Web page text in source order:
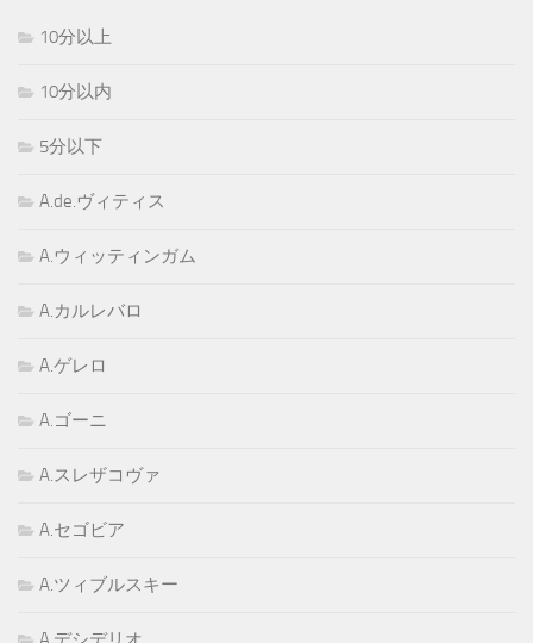
10分以上
10分以内
5分以下
A.de.ヴィティス
A.ウィッティンガム
A.カルレバロ
A.ゲレロ
A.ゴーニ
A.スレザコヴァ
A.セゴビア
A.ツィブルスキー